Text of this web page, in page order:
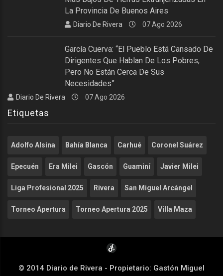
La Provincia De Buenos Aires
Diario De Rivera 07 Ago 2026
García Cuerva: “El Pueblo Está Cansado De
Dirigentes Que Hablan De Los Pobres,
Pero No Están Cerca De Sus
Necesidades”
Diario De Rivera 07 Ago 2026
Etiquetas
Adolfo Alsina Bahía Blanca Carhué Coronel Suárez
Epecuén Era Milei Gascón Guaminí Javier Milei
Liga Profesional 2025 Rivera San Miguel Arcángel
Torneo Apertura Torneo Apertura 2025 Villa Maza
© 2014 Diario de Rivera - Propietario: Gastón Miguel